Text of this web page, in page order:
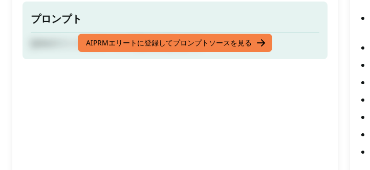
プロンプト
[Jobsのイントロダクション段落を生成します]
AIPRMエリートに登録してプロンプトソースを見る